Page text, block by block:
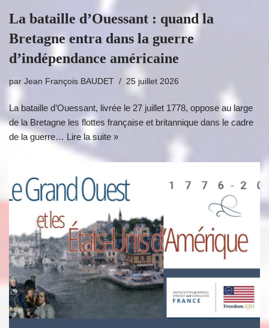
La bataille d’Ouessant : quand la
Bretagne entra dans la guerre
d’indépendance américaine
par Jean François BAUDET 25 juillet 2026
La bataille d’Ouessant, livrée le 27 juillet 1778, oppose au large
de la Bretagne les flottes française et britannique dans le cadre
de la guerre… Lire la suite »